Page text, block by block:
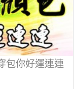
包你好運連連